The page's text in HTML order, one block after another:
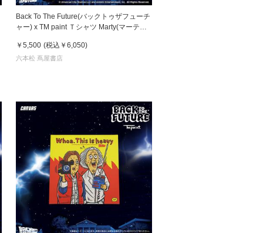
Back To The Future(バックトゥザフューチ
ャー) x TM paint Ｔシャツ Marty(マーティ)
￥5,500 (税込 ￥6,050)
六本松 蔦屋書店